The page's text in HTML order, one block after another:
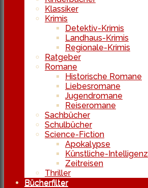
Klassiker
Krimis
Detektiv-Krimis
Landhaus-Krimis
Regionale-Krimis
Ratgeber
Romane
Historische Romane
Liebesromane
Jugendromane
Reiseromane
Sachbücher
Schulbücher
Science-Fiction
Apokalypse
Künstliche-Intelligenz
Zeitreisen
Thriller
Bücherfilter